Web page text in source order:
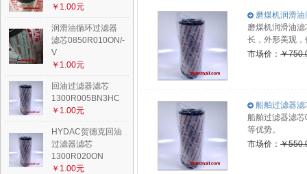
￥1.00元
润滑油循环过滤器
滤芯0850R010ON/-
V
￥1.00元
回油过滤器滤芯
1300R005BN3HC
￥1.00元
HYDAC贺德克回油
过滤器滤芯
1300R020ON
￥1.00元
磨煤机润滑
磨煤机润滑油
长，外形美观
市场价： ￥
船舶过滤器
船舶过滤器滤
等优势。
市场价： ￥